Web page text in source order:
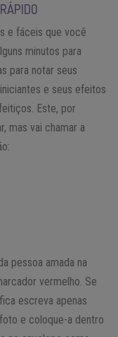
e fáceis que você
minutos para
para notar seus
e seus efeitos
Este, por
mas vai chamar a
pessoa amada na
vermelho. Se
escreva apenas
e coloque-a dentro